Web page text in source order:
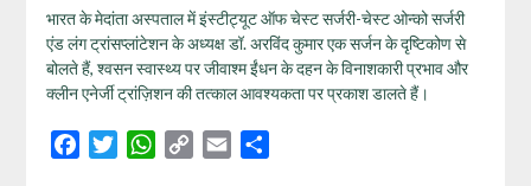
भारत के मेदांता अस्पताल में इंस्टीट्यूट ऑफ चेस्ट सर्जरी-चेस्ट ओन्को सर्जरी
एंड लंग ट्रांसप्लांटेशन के अध्यक्ष डॉ. अरविंद कुमार एक सर्जन के दृष्टिकोण से
बोलते हैं, श्वसन स्वास्थ्य पर जीवाश्म ईंधन के दहन के विनाशकारी प्रभाव और
क्लीन एनेर्जी ट्रांज़िशन की तत्काल आवश्यकता पर प्रकाश डालते हैं।
FacebookTwitterWhatsApp
Copy
Email